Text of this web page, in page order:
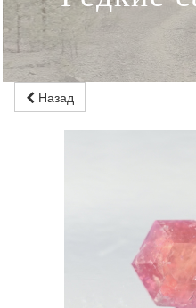
Назад